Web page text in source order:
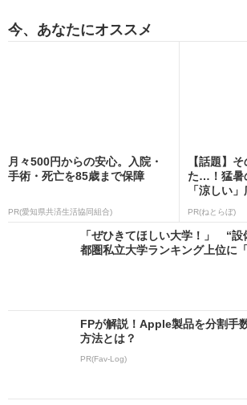
今、あなたにオススメ
月々500円からの安心。入院・
手術・死亡を85歳まで保障
PR(愛知県共済生活協同組合)
【話題】
た…！猛暑
「涼しい
PR(ねとらぼ)
「ぜひきてほしい大学！」 “設
都圏私立大学ランキング上位に
FPが解説！Apple製品を分割手
方法とは？
PR(Fav-Log)